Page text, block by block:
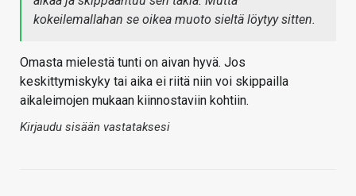
kokeilemallahan se oikea muoto sieltä löytyy sitten.
Omasta mielestä tunti on aivan hyvä. Jos
keskittymiskyky tai aika ei riitä niin voi skippailla
aikaleimojen mukaan kiinnostaviin kohtiin.
Kirjaudu sisään vastataksesi